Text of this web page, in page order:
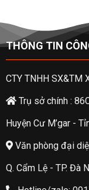
THÔNG TIN
CTY TNHH SX&TM
Trụ sở chính :
Huyện Cư M’gar -
Văn phòng đại
Q. Cẩm Lệ - TP. Đà